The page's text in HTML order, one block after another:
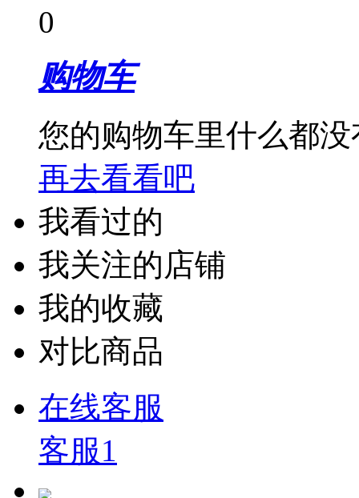
0
购物车
您的购物车里什么都没
再去看看吧
我看过的
我关注的店铺
我的收藏
对比商品
在线客服
客服1